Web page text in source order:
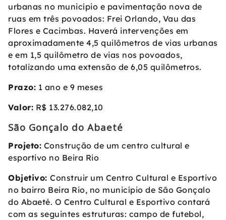
urbanas no município e pavimentação nova de
ruas em três povoados: Frei Orlando, Vau das
Flores e Cacimbas. Haverá intervenções em
aproximadamente 4,5 quilômetros de vias urbanas
e em 1,5 quilômetro de vias nos povoados,
totalizando uma extensão de 6,05 quilômetros.
Prazo: 1 ano e 9 meses
Valor: R$ 13.276.082,10
São Gonçalo do Abaeté
Projeto: Construção de um centro cultural e
esportivo no Beira Rio
Objetivo: Construir um Centro Cultural e Esportivo
no bairro Beira Rio, no município de São Gonçalo
do Abaeté. O Centro Cultural e Esportivo contará
com as seguintes estruturas: campo de futebol,